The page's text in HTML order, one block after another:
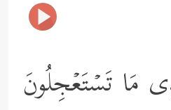
مَا تَسۡتَعۡجِلُونَ